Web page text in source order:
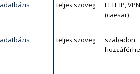
adatbázis teljes szöveg
ELTE IP, VPN
(caesar)
adatbázis teljes szöveg
szabadon